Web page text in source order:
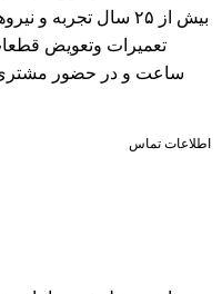
بیش از ۲۵ سال
تعمیرات وتعویض
ساعت و در حضور مشتری
اطلاعات تماس